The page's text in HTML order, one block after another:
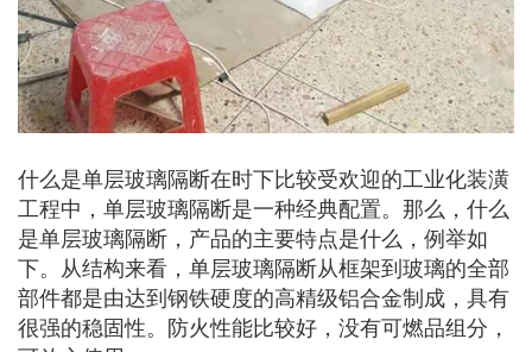
什么是单层玻璃隔断在时下比较受欢迎的工业化装潢
工程中，单层玻璃隔断是一种经典配置。那么，什么
是单层玻璃隔断，产品的主要特点是什么，例举如
下。从结构来看，单层玻璃隔断从框架到玻璃的全部
部件都是由达到钢铁硬度的高精级铝合金制成，具有
很强的稳固性。防火性能比较好，没有可燃品组分，